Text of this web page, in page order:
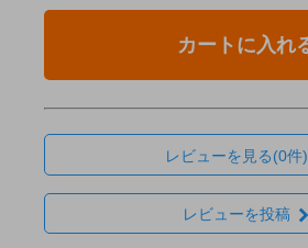
カートに入れ
レビューを見る(0件)
レビューを投稿